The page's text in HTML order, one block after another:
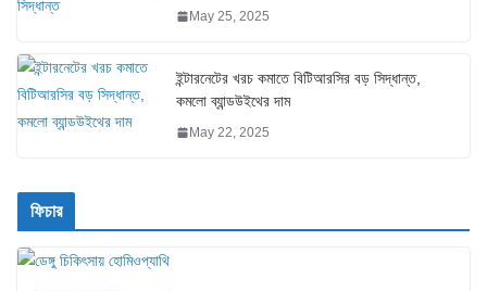
May 25, 2025
ইন্টারনেটের খরচ কমাতে বিটিআরসির বড় সিদ্ধান্ত,
কমলো ব্যান্ডউইথের দাম
May 22, 2025
ফিচার